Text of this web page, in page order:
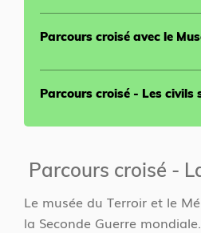
Parcours croisé avec le
Parcours croisé - Les civils
Parcours croisé -
Le musée du Terroir et le
la Seconde Guerre mondiale.